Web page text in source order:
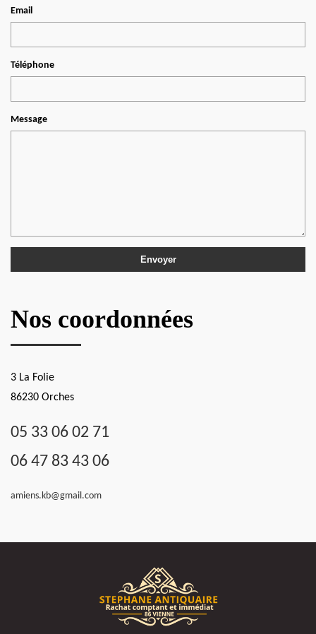
Email
Téléphone
Message
Nos coordonnées
3 La Folie
86230 Orches
05 33 06 02 71
06 47 83 43 06
amiens.kb@gmail.com